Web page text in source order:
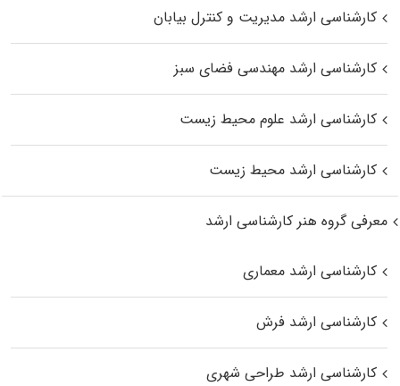
کارشناسی ارشد مدیریت و کنترل بیابان
کارشناسی ارشد مهندسی فضای سبز
کارشناسی ارشد علوم محیط‌ زیست
کارشناسی ارشد محیط زیست
معرفی گروه هنر کارشناسی ارشد
کارشناسی ارشد معماری
کارشناسی ارشد فرش
کارشناسی ارشد طراحی شهری